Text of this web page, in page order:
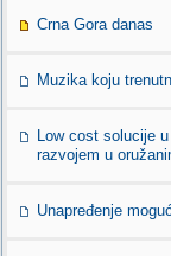
Crna Gora danas
Muzika koju
Low cost solucije
razvojem u
Unapređenje